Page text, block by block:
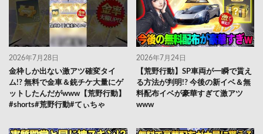
2026年7月28日
金枠しか出ない激アツ確変タイ
ム!? 無料で金車＆銃チケ大量にゲ
ットしたんだがwww【荒野行動】
#shorts#荒野行動#てぃちゃ
2026年7月24日
【荒野行動】SP車両が一瞬で貰え
る方法が判明!? 今後の新イベ＆無
料配布イベが豪華すぎて激アツ
www